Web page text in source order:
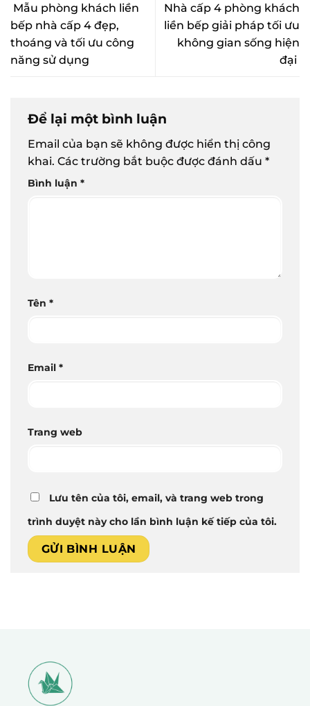
Mẫu phòng khách liền
bếp nhà cấp 4 đẹp,
thoáng và tối ưu công
năng sử dụng
Nhà cấp 4 phòng khách
liền bếp giải pháp tối ưu
không gian sống hiện
đại
Để lại một bình luận
Email của bạn sẽ không được hiển thị công
khai. Các trường bắt buộc được đánh dấu *
Bình luận *
Tên *
Email *
Trang web
Lưu tên của tôi, email, và trang web trong
trình duyệt này cho lần bình luận kế tiếp của tôi.